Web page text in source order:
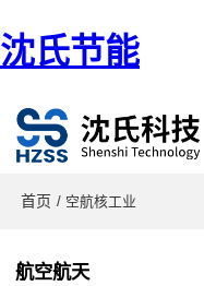
沈氏节能
首页 / 空航核工业
航空航天